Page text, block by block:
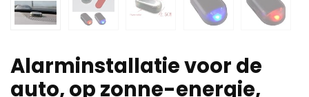
Alarminstallatie voor de
auto, op zonne-energie,